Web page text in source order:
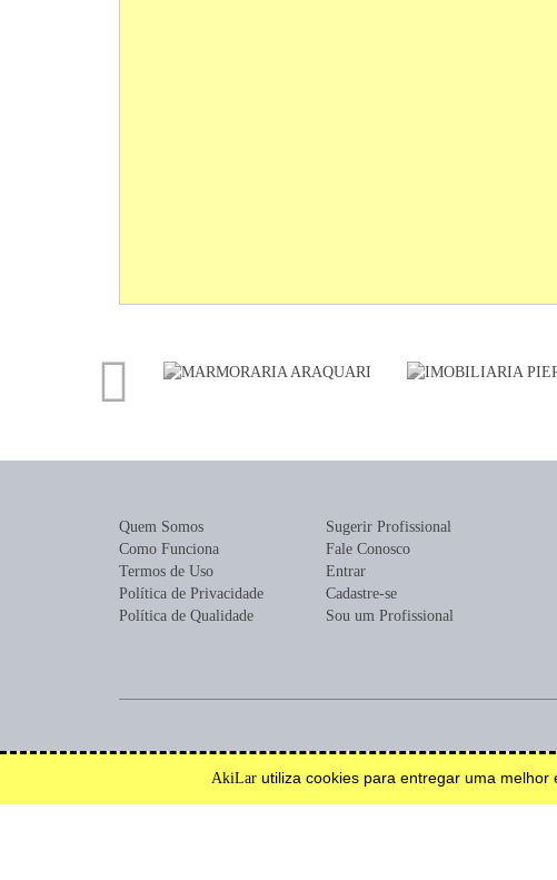
Quem Somos
Como Funciona
Termos de Uso
Política de Privacidade
Política de Qualidade
Sugerir Profissional
Fale Conosco
Entrar
Cadastre-se
Sou um Profissional
Encontre profissionais para construção, reforma, mobília ou decoração.
AkiLar utiliza cookies para entregar uma